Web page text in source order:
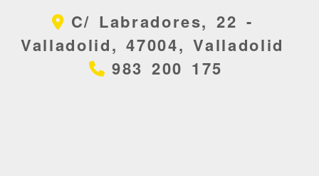
C/ Labradores, 22 -
Valladolid,47004,Valladolid
983 200 175